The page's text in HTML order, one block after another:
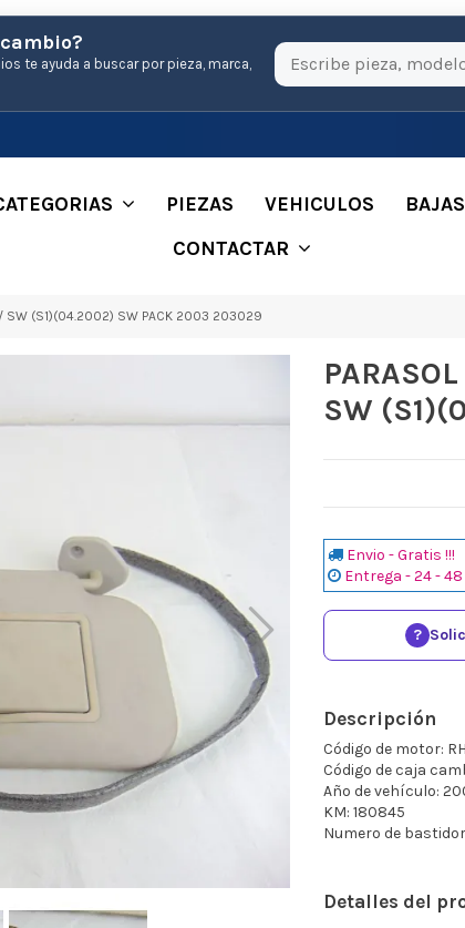
te ayuda a buscar por pieza, marca,
PIEZAS VEHICULOS
CONTACTAR
/ SW (S1)(04.2002) SW PACK 2003 203029
SW
Envio - Gratis !!!
Entrega - 24 -
?
Descripción
Código de motor:
Código de caja
Año de vehículo:
KM: 180845
Numero de
Detalles del